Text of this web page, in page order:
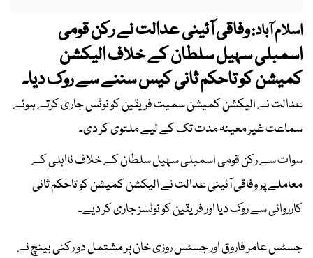
اسلام آباد:وفاقی آئینی عدالت نے رکن قومی
اسمبلی سہیل سلطان کے خلاف الیکشن
کمیشن کو تاحکم ثانی کیس سننے سے روک دیا۔
عدالت نے الیکشن کمیشن سمیت فریقین کو نوٹس جاری کرتے ہوئے
سماعت غیر معینہ مدت تک کے لیے ملتوی کر دی۔
سوات سے رکن قومی اسمبلی سہیل سلطان کے خلاف نااہلی کے
معاملے پر وفاقی آئینی عدالت نے الیکشن کمیشن کو تاحکم ثانی
کارروائی سے روک دیا اور فریقین کو نوٹسز جاری کر دیے۔
جسٹس عامر فاروق اور جسٹس روزی خان پر مشتمل دو رکنی بینچ نے